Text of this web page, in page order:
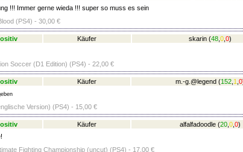
!!! Immer gerne wieda !!! super so muss es sein
(PS4) - 30,00 €
Käufer skarin (48 0 0)
Soccer (D1 Edition) (PS4) - 22,00 €
Käufer m.-g.@legend (152, 1 0
Version) (PS4) - 15,00 €
Käufer alfalfadoodle (20, 0, 0)
Fighting Championship (uncut) (PS4) - 17,00 €